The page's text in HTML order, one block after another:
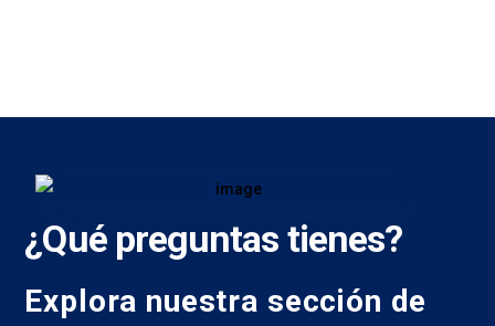
¿Qué preguntas tienes?
Explora nuestra sección de